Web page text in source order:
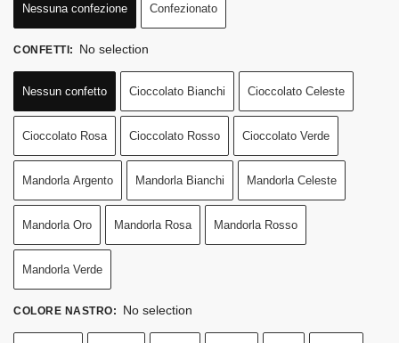
Nessuna confezione Confezionato
CONFETTI: No selection
Nessun confetto Cioccolato Bianchi Cioccolato Celeste
Cioccolato Rosa Cioccolato Rosso Cioccolato Verde
Mandorla Argento Mandorla Bianchi Mandorla Celeste
Mandorla Oro Mandorla Rosa Mandorla Rosso
Mandorla Verde
COLORE NASTRO: No selection